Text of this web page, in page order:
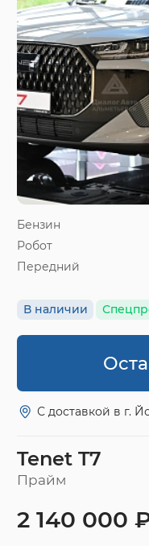
Бензин
Робот
Передний
В наличии
С доставкой в г.
Tenet T7
Прайм
2 140 000